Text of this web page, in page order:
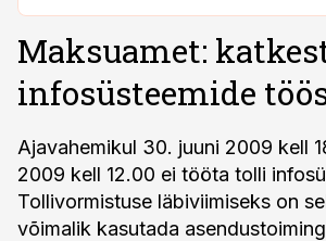
Maksuamet:
infosüsteemide
Ajavahemikul 30. juuni 2009 kell
2009 kell 12.00 ei tööta tolli
Tollivormistuse läbiviimiseks on
võimalik kasutada